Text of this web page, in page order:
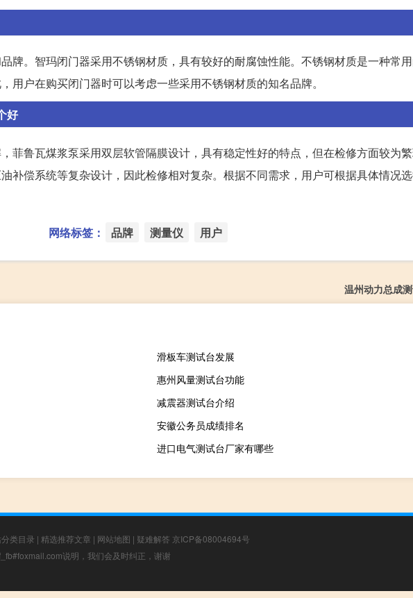
牌。智玛闭门器采用不锈钢材质，具有较好的耐腐蚀性能。不锈钢材质是一种常
用户在购买闭门器时可以考虑一些采用不锈钢材质的知名品牌。
好
菲鲁瓦煤浆泵采用双层软管隔膜设计，具有稳定性好的特点，但在检修方面较为
补偿系统等复杂设计，因此检修相对复杂。根据不同需求，用户可根据具体情况
网络标签： 品牌 测量仪 用户
温州动力总成
滑板车测试台发展
惠州风量测试台功能
减震器测试台介绍
安徽公务员成绩排名
进口电气测试台厂家有哪些
类目录 | 精选推荐文章 | 网站地图 | 疑难解答 京ICP备08004694号
说明，我们会及时纠正，谢谢